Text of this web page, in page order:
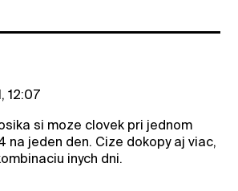
12:07
si moze clovek pri jednom
na jeden den. Cize dokopy aj viac,
inych dni.